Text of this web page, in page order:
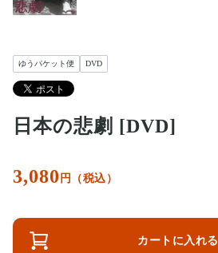
ゆうパケット便 DVD
日本の悲劇 [DVD]
3,080 円（税込）
カートに入れる